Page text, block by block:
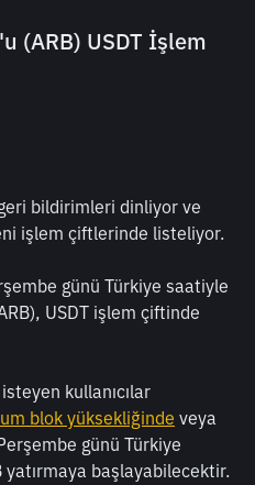
(ARB) USDT İşlem
bildirimleri dinliyor ve
işlem çiftlerinde listeliyor.
günü Türkiye saatiyle
USDT işlem çiftinde
blok yüksekliğinde veya
günü Türkiye
başlayabilecektir.